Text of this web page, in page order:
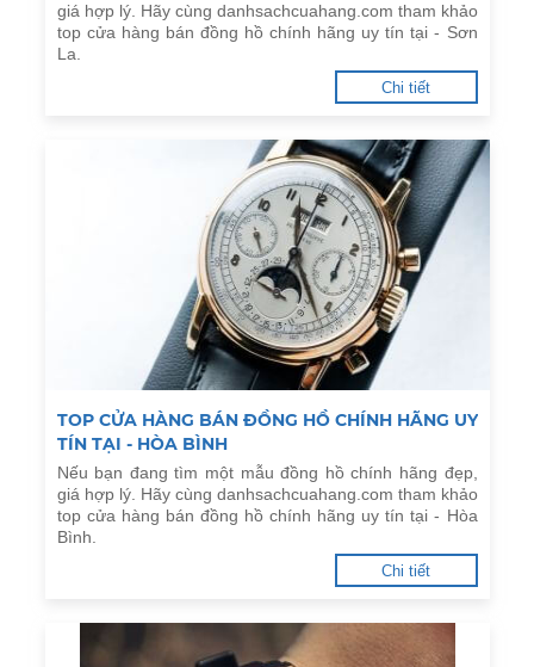
giá hợp lý. Hãy cùng danhsachcuahang.com tham khảo
top cửa hàng bán đồng hồ chính hãng uy tín tại - Sơn
La.
Chi tiết
TOP CỬA HÀNG BÁN ĐỒNG HỒ CHÍNH HÃNG UY
TÍN TẠI - HÒA BÌNH
Nếu bạn đang tìm một mẫu đồng hồ chính hãng đẹp,
giá hợp lý. Hãy cùng danhsachcuahang.com tham khảo
top cửa hàng bán đồng hồ chính hãng uy tín tại - Hòa
Bình.
Chi tiết